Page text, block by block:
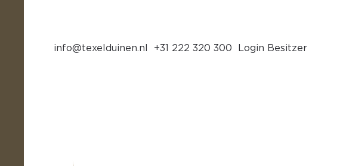
info@texelduinen.nl +31 222 320 300 Login Besitzer